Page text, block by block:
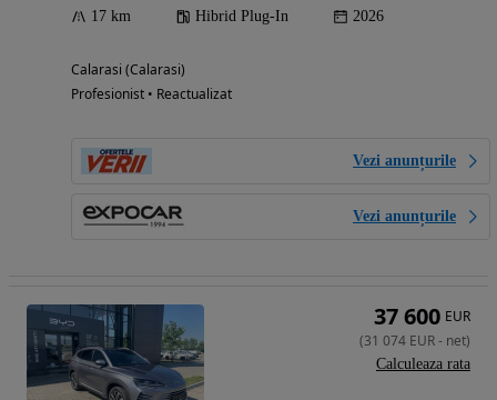
17 km Hibrid Plug-In 2026
Calarasi (Calarasi)
Profesionist • Reactualizat
Vezi anunțurile
Vezi anunțurile
37 600 EUR
(31 074 EUR- net)
Calculeaza rata